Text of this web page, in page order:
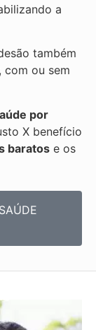
a
também
com ou sem
por
X benefício
baratos e os